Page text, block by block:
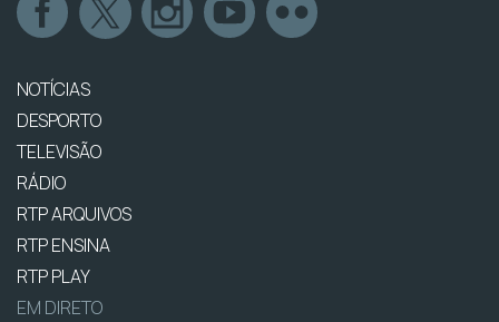
NOTÍCIAS
DESPORTO
TELEVISÃO
RÁDIO
RTP ARQUIVOS
RTP ENSINA
RTP PLAY
EM DIRETO